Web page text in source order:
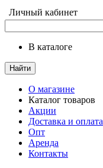
Личный кабинет
в каталоге
Найти
О магазине
Каталог товаров
Акции
Доставка и оплата
Опт
Аренда
Контакты